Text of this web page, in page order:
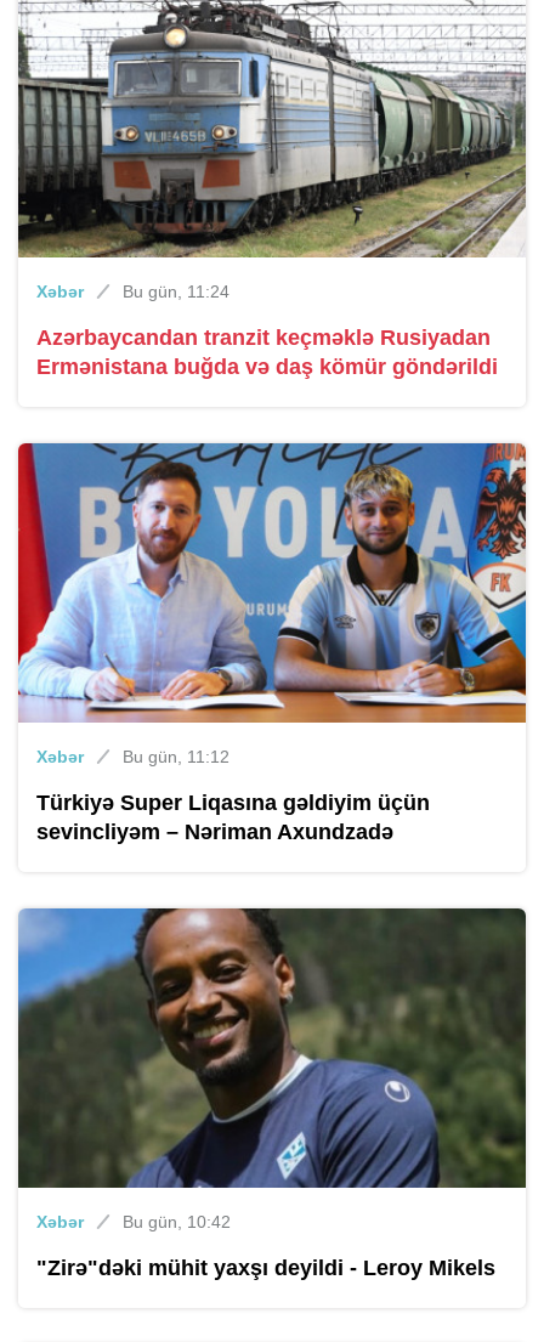
Xəbər Bu gün, 11:24
Azərbaycandan tranzit keçməklə Rusiyadan
Ermənistana buğda və daş kömür göndərildi
Xəbər Bu gün, 11:12
Türkiyə Super Liqasına gəldiyim üçün
sevincliyəm – Nəriman Axundzadə
Xəbər Bu gün, 10:42
"Zirə"dəki mühit yaxşı deyildi - Leroy Mikels